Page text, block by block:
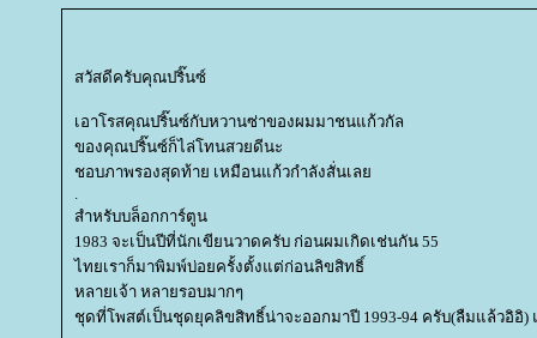
สวัสดีครับคุณปริ๊นซ์
เอาโรสคุณปริ๊นซ์กับหวานซ่าของผมมาชนแก้วกัล
ของคุณปริ๊นซ์ก็ไล่โทนสวยดีนะ
ชอบภาพรองสุดท้าย เหมือนแก้วกำลังสั่นเล
สำหรับบล็อกการ์ตูน
1983 จะเป็นปีที่นักเขียนวาดครับ ก่อนผมเกิดเช่นกัน 55
ไทยเราก็มาพิมพ์บ่อยครั้งตั้งแต่ก่อนลิขสิทธิ์
หลายเจ้า หลายรอบมากๆ
ชุดที่โพสต์เป็นชุดยุคลิขสิทธิ์น่าจะออกมาปี 1993-94 ครับ(ลืมแล้วอิอิ)